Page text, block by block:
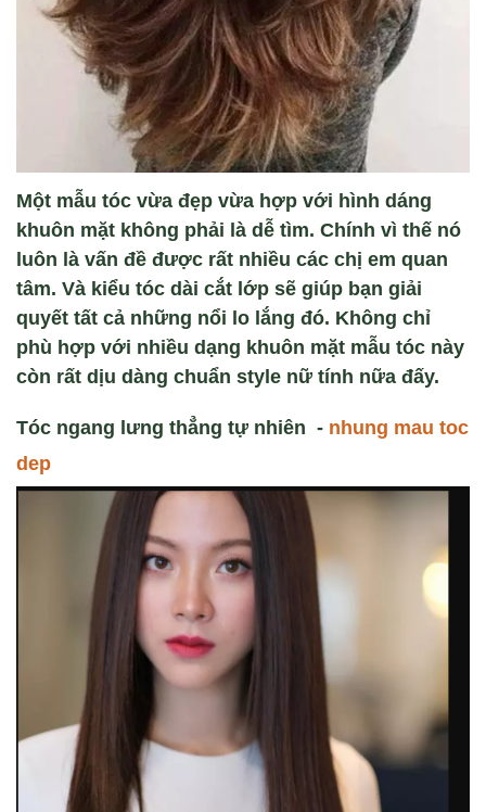
Một mẫu tóc vừa đẹp vừa hợp với hình dáng
khuôn mặt không phải là dễ tìm. Chính vì thế nó
luôn là vấn đề được rất nhiều các chị em quan
tâm. Và kiểu tóc dài cắt lớp sẽ giúp bạn giải
quyết tất cả những nổi lo lắng đó. Không chỉ
phù hợp với nhiều dạng khuôn mặt mẫu tóc này
còn rất dịu dàng chuẩn style nữ tính nữa đấy.
Tóc ngang lưng thẳng tự nhiên - nhung mau toc
dep